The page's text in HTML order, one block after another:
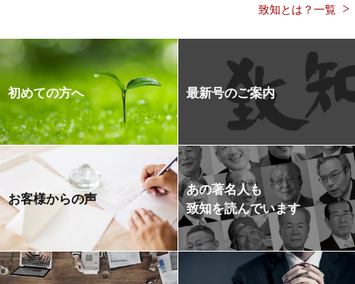
致知とは？一覧
初めての方へ 最新号のご案内
お客様からの声
あの著名人も
致知を読んでいます